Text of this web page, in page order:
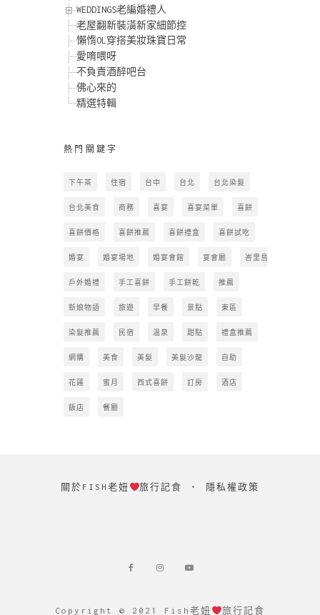
WEDDINGS老編婚禮人
老屋翻新裝潢新家細節控
懶惰OL穿搭美妝珠寶日常
愛唷喂呀
不負責酒醉吧台
佛心來的
精選特輯
熱門關鍵字
下午茶 住宿 台中 台北 台北染髮
台北美食 商務 喜宴 喜宴菜單 喜餅
喜餅價格 喜餅推薦 喜餅禮盒 喜餅試吃
婚宴 婚宴場地 婚宴會館 宴會廳 峇里島
戶外婚禮 手工喜餅 手工餅乾 推薦
新娘物語 旅遊 早餐 景點 東區
染髮推薦 民宿 溫泉 甜點 禮盒推薦
網購 美食 美髮 美髮沙龍 自助
花蓮 蜜月 西式喜餅 訂房 酒店
飯店 餐廳
關於FISH老妞 旅行記食 ‧ 隱私權政策
Copyright © 2021 Fish老妞 旅行記食